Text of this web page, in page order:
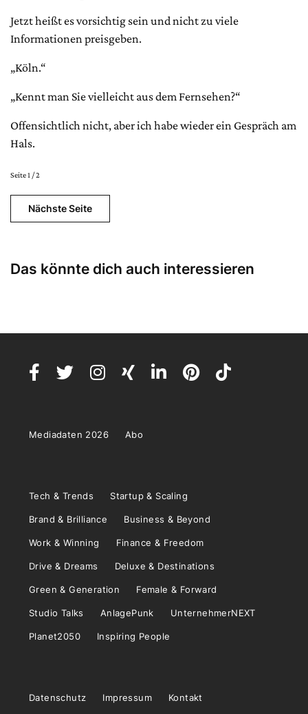
Jetzt heißt es vorsichtig sein und nicht zu viele
Informationen preisgeben.
„Köln.“
„Kennt man Sie vielleicht aus dem Fernsehen?“
Offensichtlich nicht, aber ich habe wieder ein Gespräch am
Hals.
Seite 1 / 2
Nächste Seite
Das könnte dich auch interessieren
Mediadaten 2026 Abo
Tech & Trends Startup & Scaling
Brand & Brilliance Business & Beyond
Work & Winning Finance & Freedom
Drive & Dreams Deluxe & Destinations
Green & Generation Female & Forward
Studio Talks AnlagePunk UnternehmerNEXT
Planet2050 Inspiring People
Datenschutz Impressum Kontakt